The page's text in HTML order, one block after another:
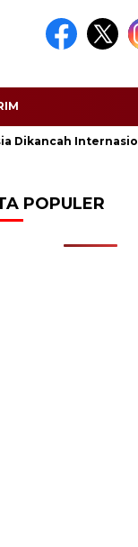
Internasional
POPULER